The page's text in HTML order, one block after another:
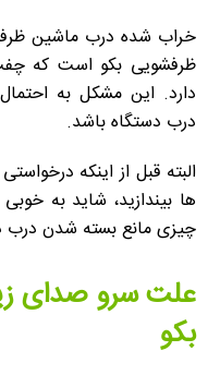
خراب شده درب ماشین
ظرفشویی بکو است که
دارد. این مشکل به
درب دستگاه باشد.
البته قبل از اینکه
ها بیندازید، شاید به
چیزی مانع بسته شدن درب
علت سرو صدای
بکو